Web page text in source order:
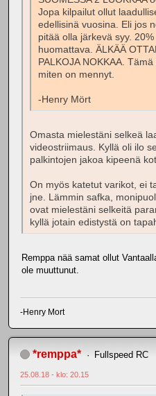
Jopa kilpailut ollut
edellisinä vuosina. Eli jos
pitää olla järkevä syy.
huomattava. ÄLKÄÄ
PALKOJA NOKKAA.
miten on mennyt.
-Henry Mört
Omasta mielestäni selkeä
videostriimaus. Kyllä oli ilo
palkintojen jakoa kipeenä
On myös katetut varikot, ei
jne. Lämmin safka,
ovat mielestäni selkeitä
kyllä jotain edistystä on
Remppa nää samat ollut
ole muuttunut.
-Henry Mort
*remppa* Fullspeed RC
25.08.18 - klo: 20.15